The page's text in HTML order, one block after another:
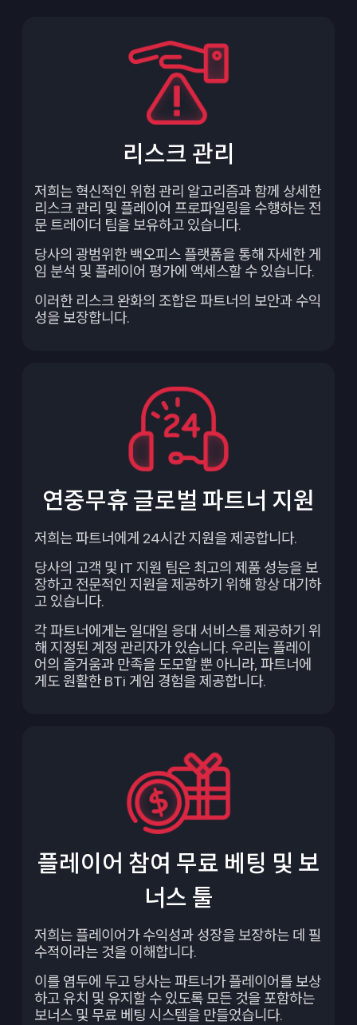
리스크 관리
저희는 혁신적인 위험 관리 알고리즘과 함께 상세한
리스크 관리 및 플레이어 프로파일링을 수행하는 전
문 트레이더 팀을 보유하고 있습니다.
당사의 광범위한 백오피스 플랫폼을 통해 자세한 게
임 분석 및 플레이어 평가에 액세스할 수 있습니다.
이러한 리스크 완화의 조합은 파트너의 보안과 수익
성을 보장합니다.
연중무휴 글로벌 파트너 지원
저희는 파트너에게 24시간 지원을 제공합니다.
당사의 고객 및 IT 지원 팀은 최고의 제품 성능을 보
장하고 전문적인 지원을 제공하기 위해 항상 대기하
고 있습니다.
각 파트너에게는 일대일 응대 서비스를 제공하기 위
해 지정된 계정 관리자가 있습니다. 우리는 플레이
어의 즐거움과 만족을 도모할 뿐 아니라, 파트너에
게도 원활한 BTi 게임 경험을 제공합니다.
플레이어 참여 무료 베팅 및 보
너스 툴
저희는 플레이어가 수익성과 성장을 보장하는 데 필
수적이라는 것을 이해합니다.
이를 염두에 두고 당사는 파트너가 플레이어를 보상
하고 유치 및 유지할 수 있도록 모든 것을 포함하는
보너스 및 무료 베팅 시스템을 만들었습니다.